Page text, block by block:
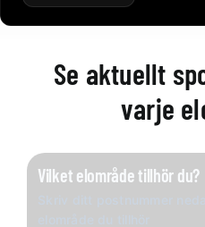
Se aktuellt
varje
Vilket elområde tillhör du?